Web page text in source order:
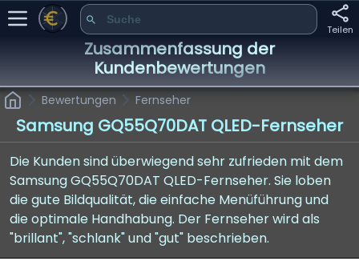
Teilen
Zusammenfassung der
Kundenbewertungen
Bewertungen Fernseher
Samsung GQ55Q70DAT QLED-Fernseher
Die Kunden sind überwiegend sehr zufrieden mit dem
Samsung GQ55Q70DAT QLED-Fernseher. Sie loben
die gute Bildqualität, die einfache Menüführung und
die optimale Handhabung. Der Fernseher wird als
"brillant", "schlank" und "gut" beschrieben.